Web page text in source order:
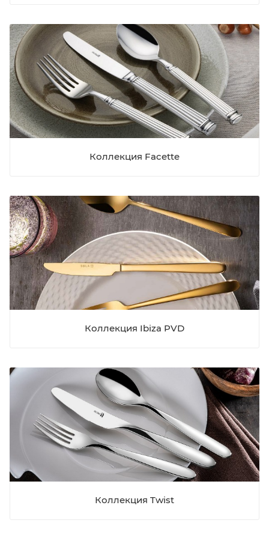
Коллекция Facette
Коллекция Ibiza PVD
Коллекция Twist